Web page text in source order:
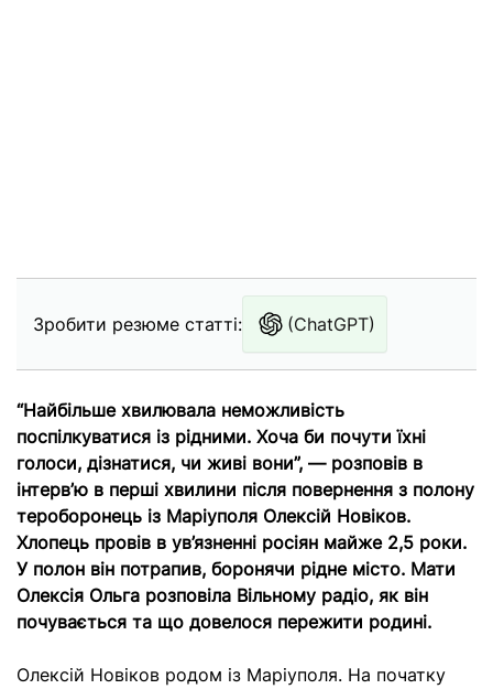
Зробити резюме статті: (ChatGPT)
“Найбільше хвилювала неможливість
поспілкуватися із рідними. Хоча би почути їхні
голоси, дізнатися, чи живі вони”, — розповів в
інтерв’ю в перші хвилини після повернення з полону
тероборонець із Маріуполя Олексій Новіков.
Хлопець провів в ув’язненні росіян майже 2,5 роки.
У полон він потрапив, боронячи рідне місто. Мати
Олексія Ольга розповіла Вільному радіо, як він
почувається та що довелося пережити родині.
Олексій Новіков родом із Маріуполя. На початку